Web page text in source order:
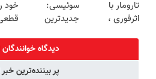
(40%off)
مجانیه
تارومار با
اثرفوری ،
سوئیسی:
جدیدترین
سبک و مقاوم |
پرداخت قسطی
خود
دیدگاه خوانندگان
پر بیننده‌ترین خبر